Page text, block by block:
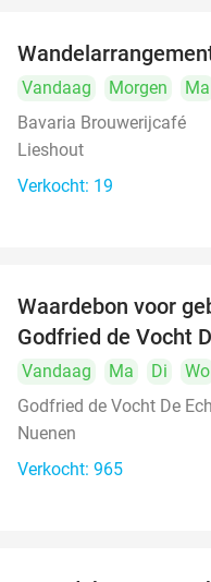
Vandaag Morgen Ma
Bavaria Brouwerijcafé
Lieshout
Verkocht: 19
Waardebon voor
Godfried de Vocht
Vandaag Ma Di Wo
Godfried de Vocht De
Nuenen
Verkocht: 965